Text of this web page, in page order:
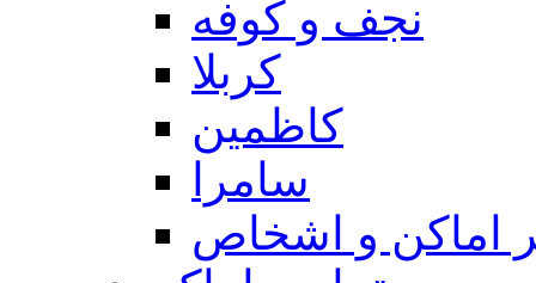
نجف و كوفه
كربلا
كاظمين
سامرا
اماكن و اشخاص